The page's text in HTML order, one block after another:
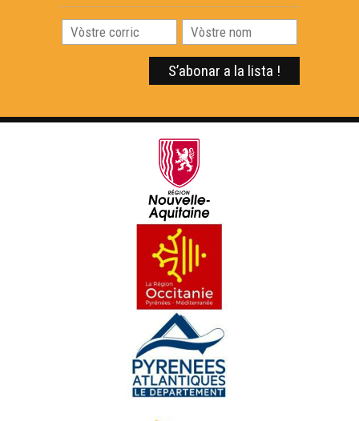
ÒC Kay - L'ostau
ÒC Kay - Las cartas
ÒC Kay - La cosina
ÒC KAY - Ua cereala d'america
OC Kay - Òc e Non
ÒC Kay - Lo pela pòrc
ÒC Kay - Macarèl
ÒC Kay - Lo filmatge